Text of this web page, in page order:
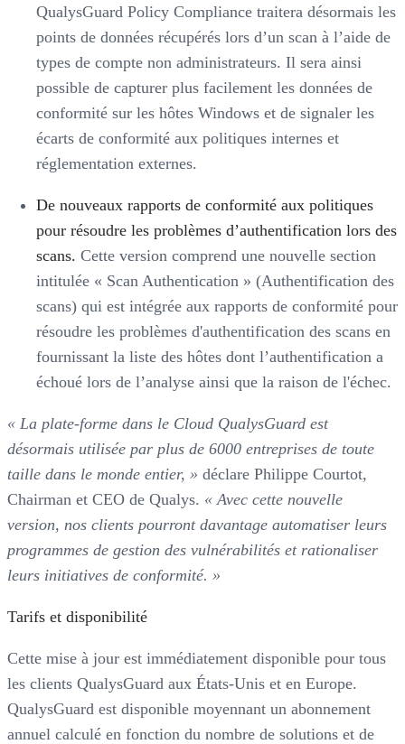
QualysGuard Policy Compliance traitera désormais les
points de données récupérés lors d’un scan à l’aide de
types de compte non administrateurs. Il sera ainsi
possible de capturer plus facilement les données de
conformité sur les hôtes Windows et de signaler les
écarts de conformité aux politiques internes et
réglementation externes.
De nouveaux rapports de conformité aux politiques
pour résoudre les problèmes d’authentification lors des
scans. Cette version comprend une nouvelle section
intitulée « Scan Authentication » (Authentification des
scans) qui est intégrée aux rapports de conformité pour
résoudre les problèmes d'authentification des scans en
fournissant la liste des hôtes dont l’authentification a
échoué lors de l’analyse ainsi que la raison de l'échec.
« La plate-forme dans le Cloud QualysGuard est
désormais utilisée par plus de 6000 entreprises de toute
taille dans le monde entier, » déclare Philippe Courtot,
Chairman et CEO de Qualys. « Avec cette nouvelle
version, nos clients pourront davantage automatiser leurs
programmes de gestion des vulnérabilités et rationaliser
leurs initiatives de conformité. »
Tarifs et disponibilité
Cette mise à jour est immédiatement disponible pour tous
les clients QualysGuard aux États-Unis et en Europe.
QualysGuard est disponible moyennant un abonnement
annuel calculé en fonction du nombre de solutions et de